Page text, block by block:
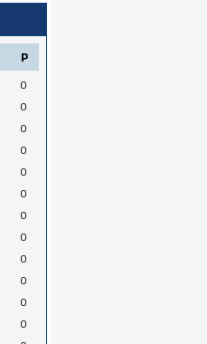
P
0
0
0
0
0
0
0
0
0
0
0
0